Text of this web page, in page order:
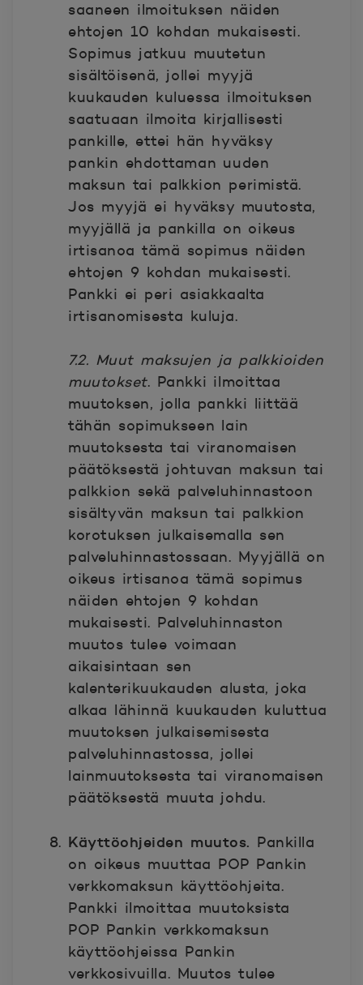
saaneen ilmoituksen näiden
ehtojen 10 kohdan mukaisesti.
Sopimus jatkuu muutetun
sisältöisenä, jollei myyjä
kuukauden kuluessa ilmoituksen
saatuaan ilmoita kirjallisesti
pankille, ettei hän hyväksy
pankin ehdottaman uuden
maksun tai palkkion perimistä.
Jos myyjä ei hyväksy muutosta,
myyjällä ja pankilla on oikeus
irtisanoa tämä sopimus näiden
ehtojen 9 kohdan mukaisesti.
Pankki ei peri asiakkaalta
irtisanomisesta kuluja.
7.2. Muut maksujen ja palkkioiden
muutokset. Pankki ilmoittaa
muutoksen, jolla pankki liittää
tähän sopimukseen lain
muutoksesta tai viranomaisen
päätöksestä johtuvan maksun tai
palkkion sekä palveluhinnastoon
sisältyvän maksun tai palkkion
korotuksen julkaisemalla sen
palveluhinnastossaan. Myyjällä on
oikeus irtisanoa tämä sopimus
näiden ehtojen 9 kohdan
mukaisesti. Palveluhinnaston
muutos tulee voimaan
aikaisintaan sen
kalenterikuukauden alusta, joka
alkaa lähinnä kuukauden kuluttua
muutoksen julkaisemisesta
palveluhinnastossa, jollei
lainmuutoksesta tai viranomaisen
päätöksestä muuta johdu.
Käyttöohjeiden muutos. Pankilla
on oikeus muuttaa POP Pankin
verkkomaksun käyttöohjeita.
Pankki ilmoittaa muutoksista
POP Pankin verkkomaksun
käyttöohjeissa Pankin
verkkosivuilla. Muutos tulee